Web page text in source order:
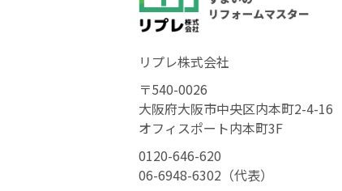
リプレ株式会社
〒540-0026
大阪府大阪市中央区内本町2-4-16
オフィスポート内本町3F
0120-646-620
06-6948-6302（代表）